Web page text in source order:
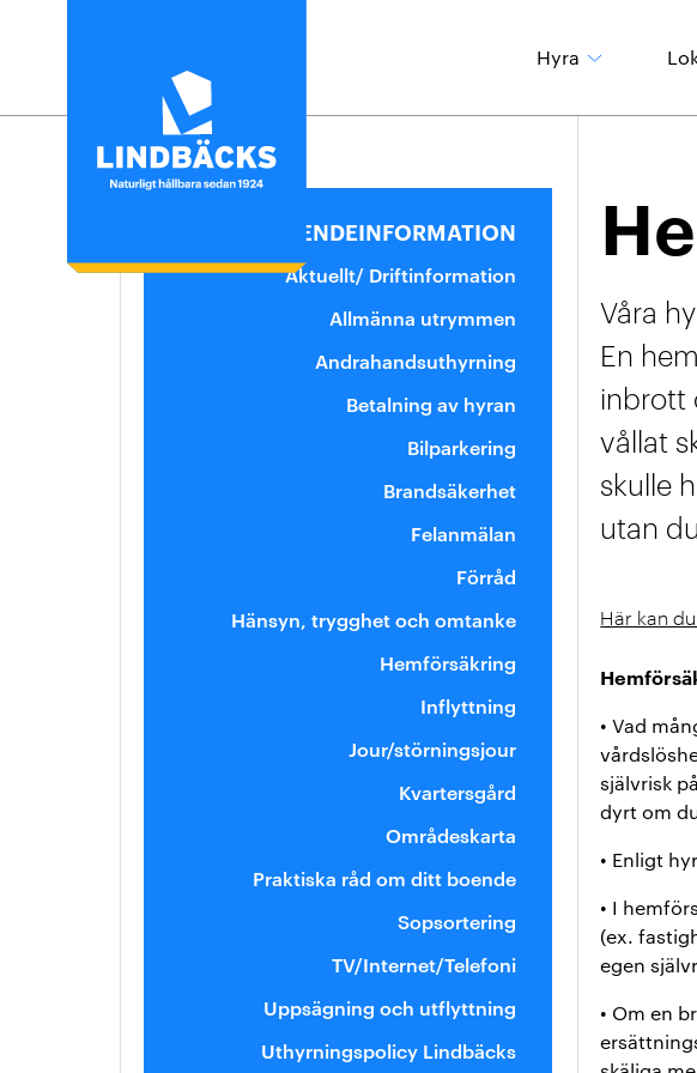
Hyra
Hyra
Säga upp en lägenhet
BOENDEINFORMATION
Aktuellt/ Driftinformation
Allmänna utrymmen
Andrahandsuthyrning
Betalning av hyran
Bilparkering
Brandsäkerhet
Felanmälan
Förråd
Hänsyn, trygghet och omtanke
Hemförsäkring
Inflyttning
Jour/störningsjour
Kvartersgård
Områdeskarta
Praktiska råd om ditt boende
Sopsortering
TV/Internet/Telefoni
Uppsägning och utflyttning
Uthyrningspolicy Lindbäcks
Våra
En
inbrott
vållat
skulle
utan
Här kan
• Vad
självrisk
dyrt om
• Enligt
• I
(ex.
egen
• Om en